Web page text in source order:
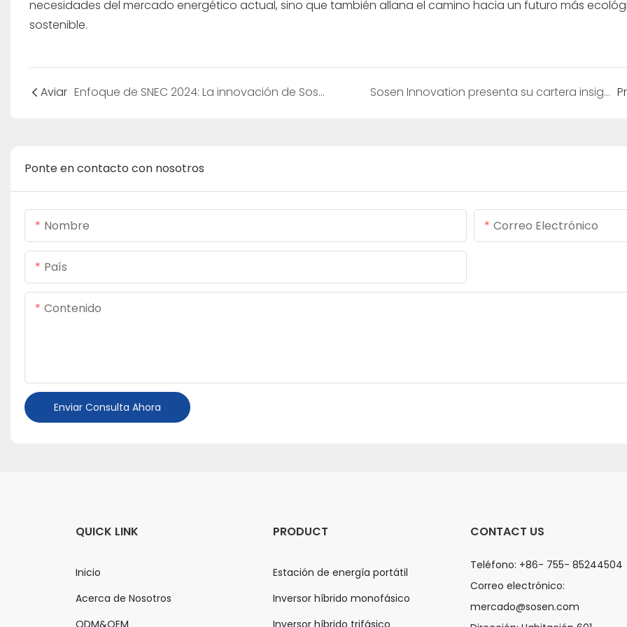
necesidades del mercado energético actual, sino que también allana el camino hacia un futuro más
sostenible.
Aviar Enfoque de SNEC 2024: La innovación de Sosen se potencia con tecnología de vanguardia en almacenamiento de energía Sosen Innovation presenta su cartera insignia de almacenamiento de energía en SOLAR &amp; STORAGE LIVE UK 2025
Ponte en contacto con nosotros
Nombre Correo Electrónico
País
Contenido
Enviar Consulta Ahora
QUICK LINK
Inicio
Acerca de Nosotros
ODM&OEM
PRODUCT
Estación de energía portátil
Inversor híbrido monofásico
Inversor híbrido trifásico
CONTACT US
Teléfono: +86- 755- 85244504
Correo electrónico:
mercado@sosen.com